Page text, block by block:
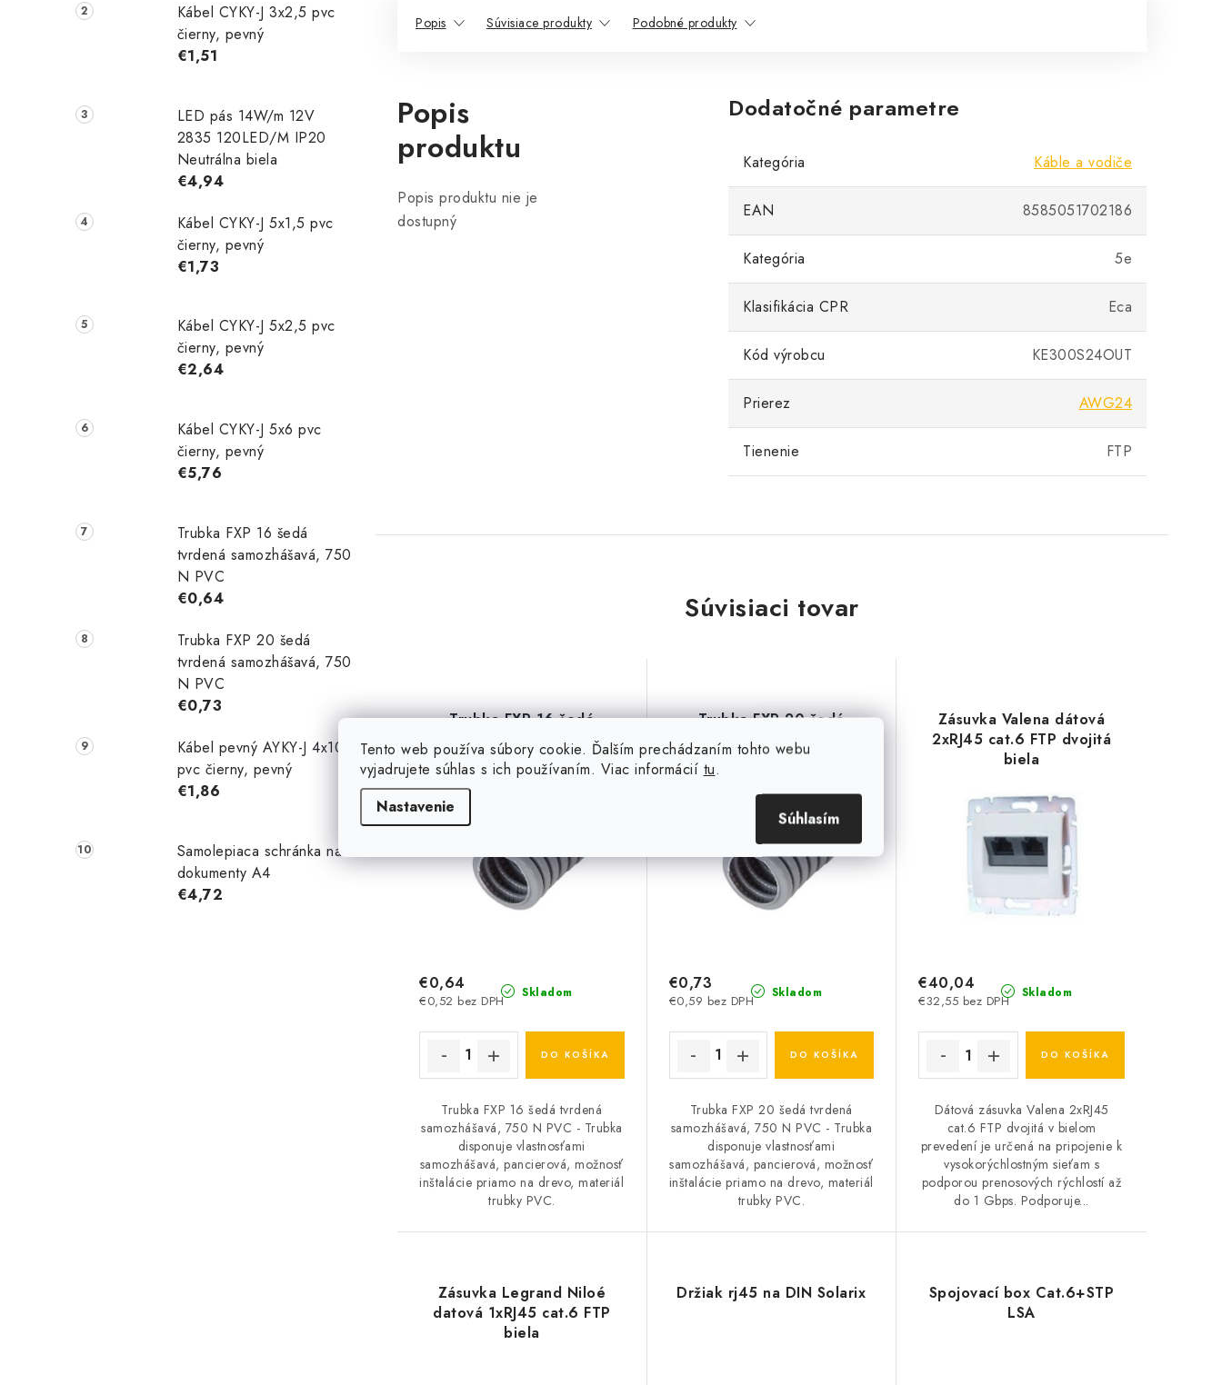
Tento web používa súbory cookie. Ďalším prechádzaním tohto webu
vyjadrujete súhlas s ich používaním. Viac informácií tu.
Nastavenie
Súhlasím
Kábel CYKY-J 3x2,5 pvc
čierny, pevný
€1,51
LED pás 14W/m 12V
2835 120LED/M IP20
Neutrálna biela
€4,94
Kábel CYKY-J 5x1,5 pvc
čierny, pevný
€1,73
Kábel CYKY-J 5x2,5 pvc
čierny, pevný
€2,64
Kábel CYKY-J 5x6 pvc
čierny, pevný
€5,76
Trubka FXP 16 šedá
tvrdená samozhášavá, 750
N PVC
€0,64
Trubka FXP 20 šedá
tvrdená samozhášavá, 750
N PVC
€0,73
Kábel pevný AYKY-J 4x10
pvc čierny, pevný
€1,86
Samolepiaca schránka na
dokumenty A4
€4,72
Popis Súvisiace produkty Podobné produkty
Popis
produktu
Popis produktu nie je
dostupný
Dodatočné parametre
Kategória Káble a vodiče
EAN 8585051702186
Kategória 5e
Klasifikácia CPR Eca
Kód výrobcu KE300S24OUT
Prierez AWG24
Tienenie FTP
Súvisiaci tovar
Trubka FXP 16 šedá
tvrdená samozhášavá, 750
N PVC
Tip
Skladom
€0,52 bez DPH
€0,64
DO KOŠÍKA
Trubka FXP 16 šedá tvrdená
samozhášavá, 750 N PVC - Trubka
disponuje vlastnosťami
samozhášavá, pancierová, možnosť
inštalácie priamo na drevo, materiál
trubky PVC.
Trubka FXP 20 šedá
tvrdená samozhášavá, 750
N PVC
Skladom
€0,59 bez DPH
€0,73
DO KOŠÍKA
Trubka FXP 20 šedá tvrdená
samozhášavá, 750 N PVC - Trubka
disponuje vlastnosťami
samozhášavá, pancierová, možnosť
inštalácie priamo na drevo, materiál
trubky PVC.
Zásuvka Valena dátová
2xRJ45 cat.6 FTP dvojitá
biela
Skladom
€32,55 bez DPH
€40,04
DO KOŠÍKA
Dátová zásuvka Valena 2xRJ45
cat.6 FTP dvojitá v bielom
prevedení je určená na pripojenie k
vysokorýchlostným sieťam s
podporou prenosových rýchlostí až
do 1 Gbps. Podporuje...
Zásuvka Legrand Niloé
datová 1xRJ45 cat.6 FTP
biela
Držiak rj45 na DIN Solarix
Spojovací box Cat.6+STP
LSA